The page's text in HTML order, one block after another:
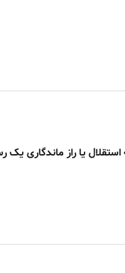
یا راز ماندگاری یک